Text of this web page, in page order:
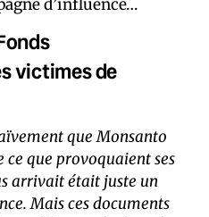
d’influence…
victimes de
que Monsanto
ce que provoquaient ses
arrivait était juste un
Mais ces documents